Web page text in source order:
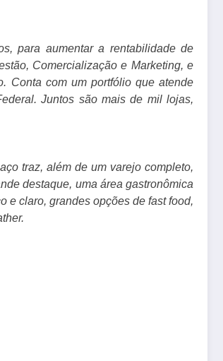
para aumentar a rentabilidade de
Comercialização e Marketing, e
Conta com um portfólio que atende
Juntos são mais de mil lojas,
traz, além de um varejo completo,
destaque, uma área gastronômica
e claro, grandes opções de fast food,